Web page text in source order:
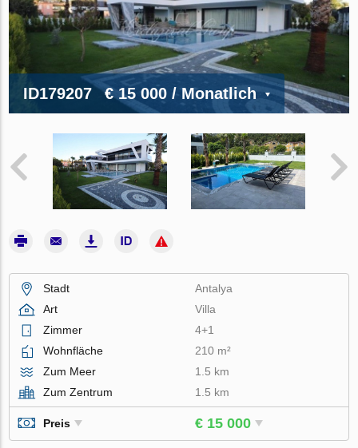
ID179207 € 15 000/ Monatlich
Stadt
Antalya
Art
Villa
Zimmer
4+1
Wohnfläche
210 m²
Zum Meer
1.5 km
Zum Zentrum
1.5 km
Preis € 15 000